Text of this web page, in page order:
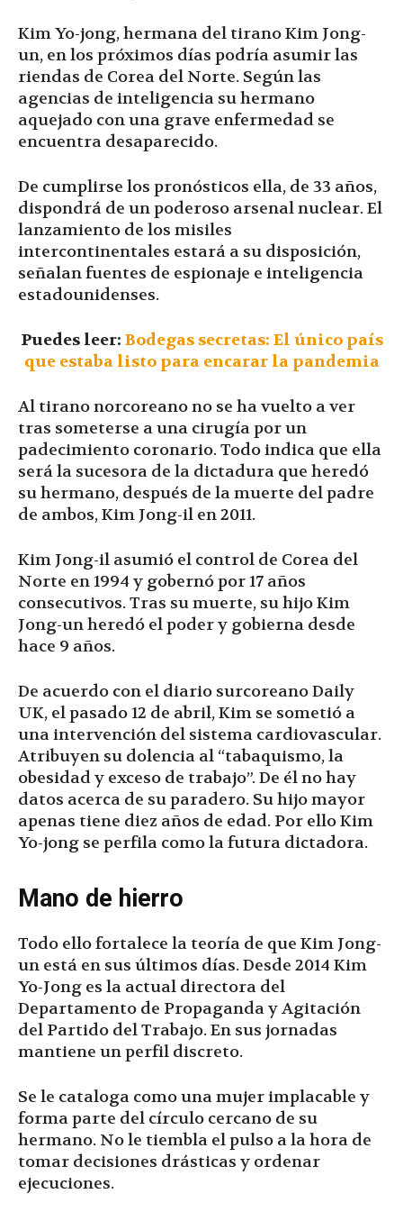
|
Kim Yo-jong, hermana del tirano Kim Jong-
un, en los próximos días podría asumir las
riendas de Corea del Norte. Según las
agencias de inteligencia su hermano
aquejado con una grave enfermedad se
encuentra desaparecido.
De cumplirse los pronósticos ella, de 33 años,
dispondrá de un poderoso arsenal nuclear. El
lanzamiento de los misiles
intercontinentales estará a su disposición,
señalan fuentes de espionaje e inteligencia
estadounidenses.
Puedes leer: Bodegas secretas: El único país
que estaba listo para encarar la pandemia
Al tirano norcoreano no se ha vuelto a ver
tras someterse a una cirugía por un
padecimiento coronario. Todo indica que ella
será la sucesora de la dictadura que heredó
su hermano, después de la muerte del padre
de ambos, Kim Jong-il en 2011.
Kim Jong-il asumió el control de Corea del
Norte en 1994 y gobernó por 17 años
consecutivos. Tras su muerte, su hijo Kim
Jong-un heredó el poder y gobierna desde
hace 9 años.
De acuerdo con el diario surcoreano Daily
UK, el pasado 12 de abril, Kim se sometió a
una intervención del sistema cardiovascular.
Atribuyen su dolencia al “tabaquismo, la
obesidad y exceso de trabajo”. De él no hay
datos acerca de su paradero. Su hijo mayor
apenas tiene diez años de edad. Por ello Kim
Yo-jong se perfila como la futura dictadora.
Mano de hierro
Todo ello fortalece la teoría de que Kim Jong-
un está en sus últimos días. Desde 2014 Kim
Yo-Jong es la actual directora del
Departamento de Propaganda y Agitación
del Partido del Trabajo. En sus jornadas
mantiene un perfil discreto.
Se le cataloga como una mujer implacable y
forma parte del círculo cercano de su
hermano. No le tiembla el pulso a la hora de
tomar decisiones drásticas y ordenar
ejecuciones.